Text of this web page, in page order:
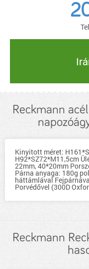
Reckmann
Kinyitott méret:
H92*SZ72*M11,5cm
22mm, 40*20mm
Párna anyaga: 180g
háttámlával
Porvédővel (300D
Reckmann